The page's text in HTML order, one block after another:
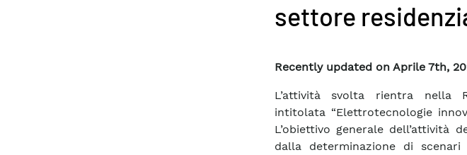
settore
Recently updated on Aprile 7th,
L’attività svolta rientra nella
intitolata “Elettrotecnologie
L’obiettivo generale dell’attività
dalla determinazione di